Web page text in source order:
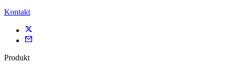
Kontakt
Produkt